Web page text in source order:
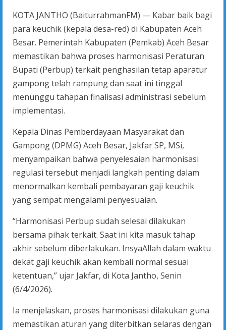
KOTA JANTHO (BaiturrahmanFM) — Kabar baik bagi
para keuchik (kepala desa-red) di Kabupaten Aceh
Besar. Pemerintah Kabupaten (Pemkab) Aceh Besar
memastikan bahwa proses harmonisasi Peraturan
Bupati (Perbup) terkait penghasilan tetap aparatur
gampong telah rampung dan saat ini tinggal
menunggu tahapan finalisasi administrasi sebelum
implementasi.
Kepala Dinas Pemberdayaan Masyarakat dan
Gampong (DPMG) Aceh Besar, Jakfar SP, MSi,
menyampaikan bahwa penyelesaian harmonisasi
regulasi tersebut menjadi langkah penting dalam
menormalkan kembali pembayaran gaji keuchik
yang sempat mengalami penyesuaian.
“Harmonisasi Perbup sudah selesai dilakukan
bersama pihak terkait. Saat ini kita masuk tahap
akhir sebelum diberlakukan. InsyaAllah dalam waktu
dekat gaji keuchik akan kembali normal sesuai
ketentuan,” ujar Jakfar, di Kota Jantho, Senin
(6/4/2026).
Ia menjelaskan, proses harmonisasi dilakukan guna
memastikan aturan yang diterbitkan selaras dengan